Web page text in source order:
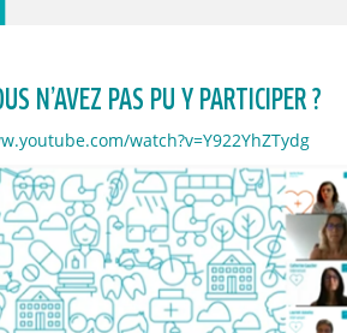
N’AVEZ PAS PU Y PARTICIPER ?
watch?v=Y922YhZTydg